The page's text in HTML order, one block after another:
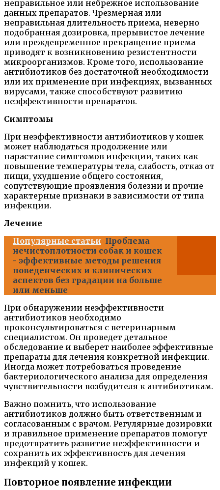
неправильное или небрежное использование
данных препаратов. Чрезмерная или
неправильная длительность приема, неверно
подобранная дозировка, прерывистое лечение
или преждевременное прекращение приема
приводят к возникновению резистентности
микроорганизмов. Кроме того, использование
антибиотиков без достаточной необходимости
или их применение при инфекциях, вызванных
вирусами, также способствуют развитию
неэффективности препаратов.
Симптомы
При неэффективности антибиотиков у кошек
может наблюдаться продолжение или
нарастание симптомов инфекции, таких как
повышение температуры тела, слабость, отказ от
пищи, ухудшение общего состояния,
сопутствующие проявления болезни и прочие
характерные признаки в зависимости от типа
инфекции.
Лечение
Популярные статьи Проблема
нечистоплотности собак и кошек
- эффективные методы решения
поведенческих и клинических
аспектов без градации на больше
или меньше
При обнаружении неэффективности
антибиотиков необходимо
проконсультироваться с ветеринарным
специалистом. Он проведет детальное
обследование и выберет наиболее эффективные
препараты для лечения конкретной инфекции.
Иногда может потребоваться проведение
бактериологического анализа для определения
чувствительности возбудителя к антибиотикам.
Важно помнить, что использование
антибиотиков должно быть ответственным и
согласованным с врачом. Регулярные дозировки
и правильное применение препаратов помогут
предотвратить развитие неэффективности и
сохранить их эффективность для лечения
инфекций у кошек.
Повторное появление инфекции